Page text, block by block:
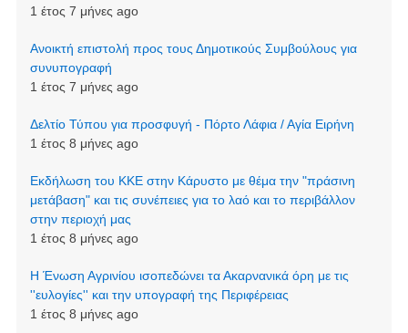
1 έτος 7 μήνες ago
Ανοικτή επιστολή προς τους Δημοτικούς Συμβούλους για
συνυπογραφή
1 έτος 7 μήνες ago
Δελτίο Τύπου για προσφυγή - Πόρτο Λάφια / Αγία Ειρήνη
1 έτος 8 μήνες ago
Εκδήλωση του ΚΚΕ στην Κάρυστο με θέμα την "πράσινη
μετάβαση" και τις συνέπειες για το λαό και το περιβάλλον
στην περιοχή μας
1 έτος 8 μήνες ago
Η Ένωση Αγρινίου ισοπεδώνει τα Ακαρνανικά όρη με τις
''ευλογίες'' και την υπογραφή της Περιφέρειας
1 έτος 8 μήνες ago